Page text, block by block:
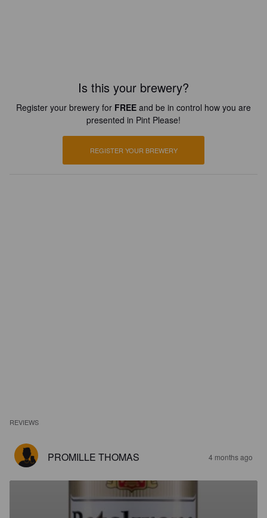
Is this your brewery?
Register your brewery for FREE and be in control how you are
presented in Pint Please!
REGISTER YOUR BREWERY
REVIEWS
PROMILLE THOMAS 4 months ago